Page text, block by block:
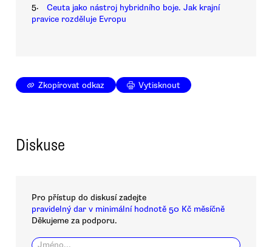
5.
Ceuta jako nástroj hybridního boje. Jak krajní
pravice rozděluje Evropu
Zkopírovat odkaz Vytisknout
Diskuse
Pro přístup do diskusí zadejte
pravidelný dar v minimální hodnotě 50 Kč měsíčně
Děkujeme za podporu.